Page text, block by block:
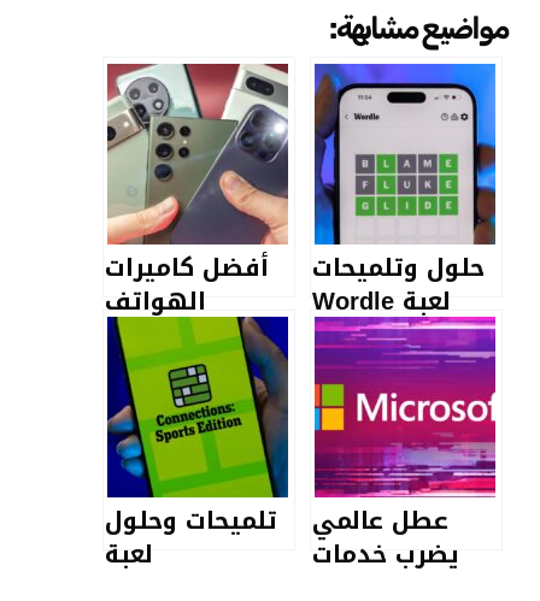
مواضيع مشابهة:
حلول وتلميحات
لعبة Wordle
اليوم 19 يناير
(اللغز رقم
1675)
أفضل كاميرات
الهواتف
الذكية التي
اختبرناها
عطل عالمي
يضرب خدمات
تلميحات وحلول
لعبة